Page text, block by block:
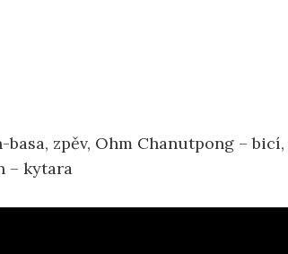
zpěv, Ohm Chanutpong – bicí,
– kytara